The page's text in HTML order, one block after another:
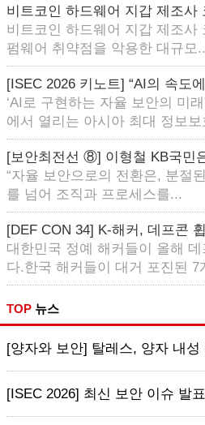
비트코인 하드웨어 지갑 제조사
비트코인 하드웨어 지갑 제조사
펌웨어 취약점을 악용한 대규모
[ISEC 2026 키노트] “AI의 속도
‘AI로 구현하는 자율 보안의 미
에서 열리는 아시아 최대 정보보
[보안최전선 ⑧] 이형철 KB국민
“자율 보안으로의 전환은, 분절
를 넘어 조직과 프로세스를...
[DEF CON 34] K-해커, 데프콘
대한민국 정예 해커들이 올해
다.한국 해커들이 대거 포진된 7
TOP 뉴스
[양자와 보안] 탈레스, 양자 내성
[ISEC 2026] 최신 보안 이슈 발